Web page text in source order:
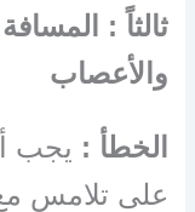
ثالثاً :
والأعصاب
الخطأ : يجب
على تلامس